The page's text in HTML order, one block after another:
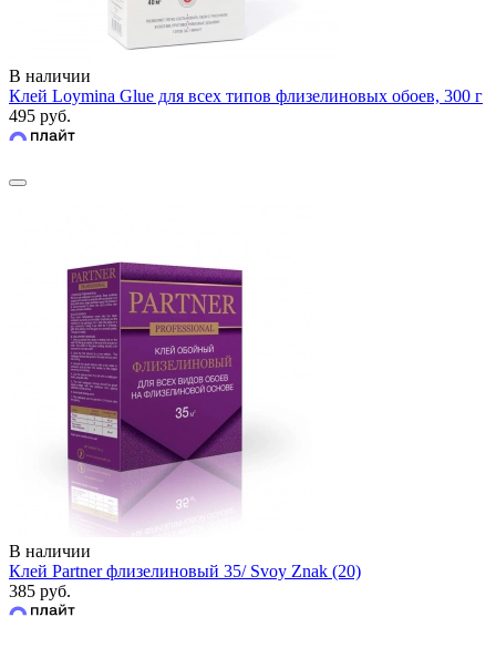
В наличии
Клей Loymina Glue для всех типов флизелиновых обоев, 300 г
495 руб.
В наличии
Клей Partner флизелиновый 35/ Svoy Znak (20)
385 руб.